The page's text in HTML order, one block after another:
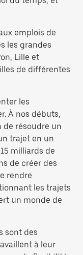
emplois de
les grandes
Lille et
de différentes
les
À nos débuts,
de résoudre un
trajet en un
milliards de
de créer des
rendre
les trajets
un monde de
sont des
à leur